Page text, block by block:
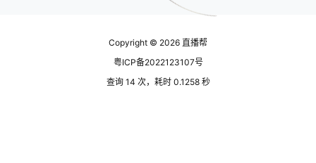
Copyright © 2026 直播帮
粤ICP备2022123107号
查询 14 次，耗时 0.1258 秒